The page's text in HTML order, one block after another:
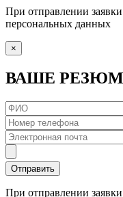
При отправлении
персональных данных
×
ВАШЕ
Отправить
При отправлении